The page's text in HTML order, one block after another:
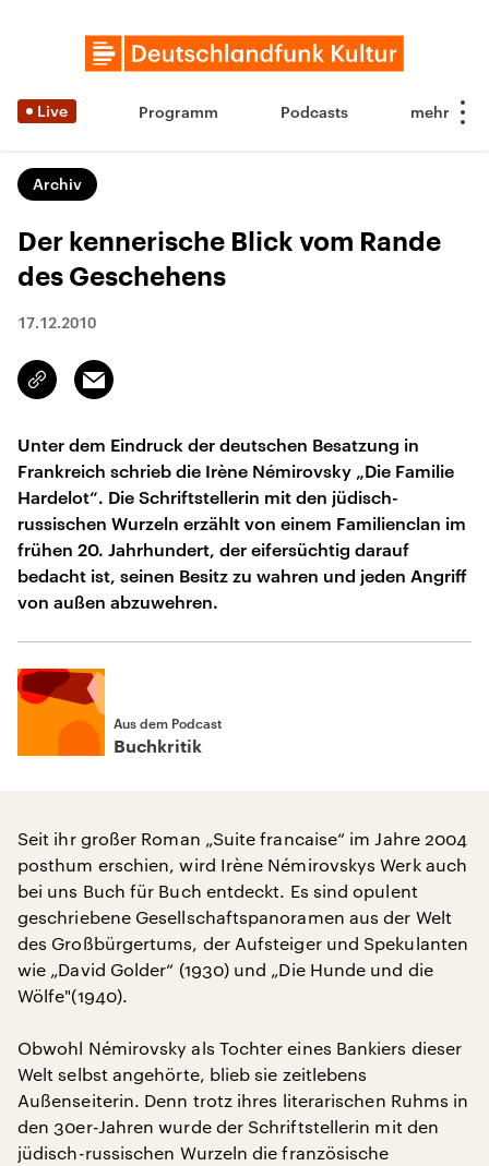
Live Programm Podcasts
Archiv
Der kennerische Blick vom Rande
des Geschehens
17.12.2010
Link
kopieren/teilen
Email
Unter dem Eindruck der deutschen Besatzung in
Frankreich schrieb die Irène Némirovsky „Die Familie
Hardelot“. Die Schriftstellerin mit den jüdisch-
russischen Wurzeln erzählt von einem Familienclan im
frühen 20. Jahrhundert, der eifersüchtig darauf
bedacht ist, seinen Besitz zu wahren und jeden Angriff
von außen abzuwehren.
Aus dem Podcast
Buchkritik
Seit ihr großer Roman „Suite francaise“ im Jahre 2004
posthum erschien, wird Irène Némirovskys Werk auch
bei uns Buch für Buch entdeckt. Es sind opulent
geschriebene Gesellschaftspanoramen aus der Welt
des Großbürgertums, der Aufsteiger und Spekulanten
wie „David Golder“ (1930) und „Die Hunde und die
Wölfe"(1940).
Obwohl Némirovsky als Tochter eines Bankiers dieser
Welt selbst angehörte, blieb sie zeitlebens
Außenseiterin. Denn trotz ihres literarischen Ruhms in
den 30er-Jahren wurde der Schriftstellerin mit den
jüdisch-russischen Wurzeln die französische